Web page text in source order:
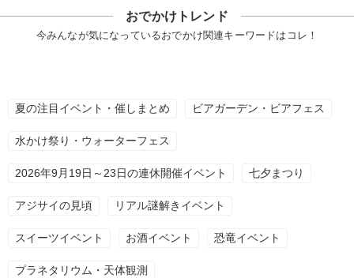
おでかけトレンド
今みんなが気になっているおでかけ関連キーワードはコレ！
夏の注目イベント・催しまとめ ビアガーデン・ビアフェス
水かけ祭り・ウォーターフェス
2026年9月19日～23日の連休開催イベント 七夕まつり
アジサイの見頃 リアル謎解きイベント
スイーツイベント お酒イベント 恐竜イベント
プラネタリウム・天体観測